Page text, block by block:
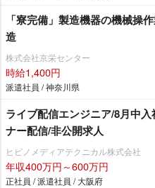
「寮完備」製造機器の機械操
造
株式会社京栄センター
時給1,400円
派遣社員 / 神奈川県
ライブ配信エンジニア/8月中
ナー配信/非公開求人
ヒビノメディアテクニカル株式会社
年収400万円～600万円
正社員 / 派遣社員 / 大阪府